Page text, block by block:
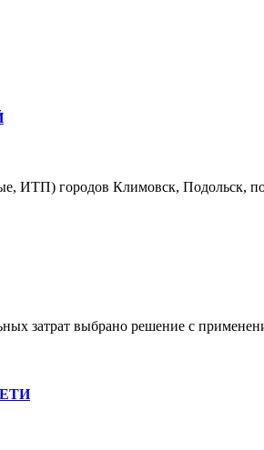
ИТП) городов Климовск, Подольск,
выбрано решение с